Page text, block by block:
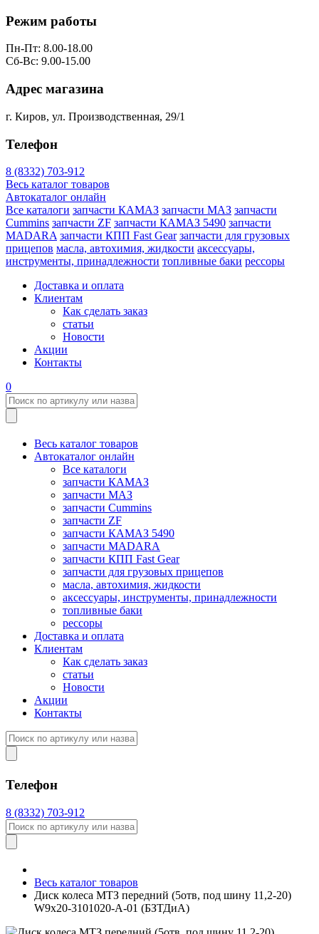
Режим работы
Пн-Пт: 8.00-18.00
Сб-Вс: 9.00-15.00
Адрес магазина
г. Киров, ул. Производственная, 29/1
Телефон
8 (8332) 703-912
Весь каталог товаров
Автокаталог онлайн
Все каталоги запчасти КАМАЗ запчасти МАЗ запчасти
Cummins запчасти ZF запчасти КАМАЗ 5490 запчасти
MADARA запчасти КПП Fast Gear запчасти для грузовых
прицепов масла, автохимия, жидкости аксессуары,
инструменты, принадлежности топливные баки рессоры
Доставка и оплата
Клиентам
Как сделать заказ
статьи
Новости
Акции
Контакты
0
Весь каталог товаров
Автокаталог онлайн
Все каталоги
запчасти КАМАЗ
запчасти МАЗ
запчасти Cummins
запчасти ZF
запчасти КАМАЗ 5490
запчасти MADARA
запчасти КПП Fast Gear
запчасти для грузовых прицепов
масла, автохимия, жидкости
аксессуары, инструменты, принадлежности
топливные баки
рессоры
Доставка и оплата
Клиентам
Как сделать заказ
статьи
Новости
Акции
Контакты
Телефон
8 (8332) 703-912
Весь каталог товаров
Диск колеса МТЗ передний (5отв, под шину 11,2-20)
W9х20-3101020-А-01 (БЗТДиА)